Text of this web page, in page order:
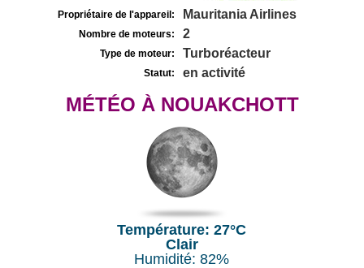
Propriétaire de l'appareil: Mauritania Airlines
Nombre de moteurs: 2
Type de moteur: Turboréacteur
Statut: en activité
MÉTÉO À NOUAKCHOTT
Température: 27°C
Clair
Humidité: 82%